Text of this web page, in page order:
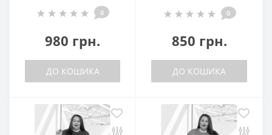
0
980 грн.
ДО КОШИКА
0
850 грн.
ДО КОШИКА